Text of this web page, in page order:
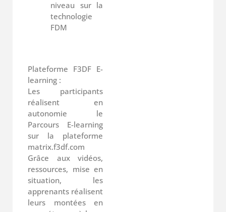
niveau sur la
technologie
FDM
Plateforme F3DF E-
learning :
Les participants
réalisent en
autonomie le
Parcours E-learning
sur la plateforme
matrix.f3df.com
Grâce aux vidéos,
ressources, mise en
situation, les
apprenants réalisent
leurs montées en